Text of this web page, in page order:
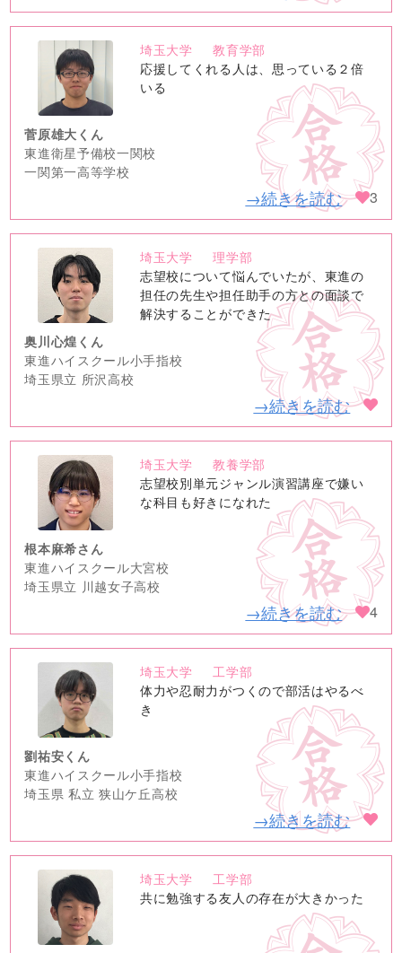
no
image
埼玉大学
教育学部
応援してくれる人は、思っている２倍
いる
菅原雄大くん
東進衛星予備校一関校
一関第一高等学校
→続きを読む 3
no
image
埼玉大学
理学部
志望校について悩んでいたが、東進の
担任の先生や担任助手の方との面談で
解決することができた
奥川心煌くん
東進ハイスクール小手指校
埼玉県立 所沢高校
→続きを読む
no
image
埼玉大学
教養学部
志望校別単元ジャンル演習講座で嫌い
な科目も好きになれた
根本麻希さん
東進ハイスクール大宮校
埼玉県立 川越女子高校
→続きを読む 4
no
image
埼玉大学
工学部
体力や忍耐力がつくので部活はやるべ
き
劉祐安くん
東進ハイスクール小手指校
埼玉県 私立 狭山ケ丘高校
→続きを読む
no
image
埼玉大学
工学部
共に勉強する友人の存在が大きかった